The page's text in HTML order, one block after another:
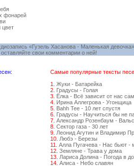
фонарей
цвет
«Гузель Хасанова - Маленькая девочка»,
оставляйте свои комментарии о ней!
Самые популярные тексты
1. Жуки - Батарейка
2. Градусы - Голая
3. Ёлка - Всё зависит от нас
4. Ирина Аллегрова - Угонщица
5. Bahh Tee - 10 лет спустя
6. Градусы - Научиться бы не
7. Александр Розенбаум -
8. Сектор газа - 30 лет
9. Леонид Агутин и Владимир
10. Любэ - Березы
11. Алла Пугачева - Нас бьют -
12. Земляне - Трава у дома
13. Лариса Долина - Погода в
14. Алиса - Небо славян